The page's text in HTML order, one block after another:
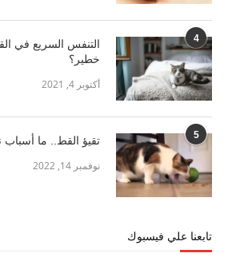
4
التنفس السريع في
خطير؟
أكتوبر 4, 2021
5 تقيؤ القط.. ما أسباب
نوفمبر 14, 2022
تابعنا علي فيسبوك